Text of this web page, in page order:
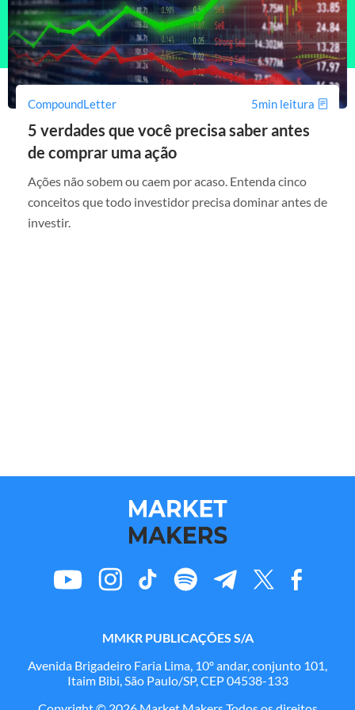
CompoundLetter 5min leitura
5 verdades que você precisa saber antes
de comprar uma ação
Ações não sobem ou caem por acaso. Entenda cinco
conceitos que todo investidor precisa dominar antes de
investir.
MMKR PUBLICAÇÕES S/A
Avenida Brigadeiro Faria Lima, 10º andar, conjunto 101,
Itaim Bibi, São Paulo/SP, CEP 04538-133